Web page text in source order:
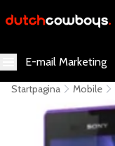
E-mail Marketing
Startpagina Mobile